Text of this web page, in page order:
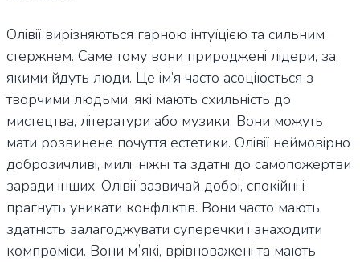
Олівії вирізняються гарною інтуїцією та сильним
стержнем. Саме тому вони природжені лідери, за
якими йдуть люди. Це ім’я часто асоціюється з
творчими людьми, які мають схильність до
мистецтва, літератури або музики. Вони можуть
мати розвинене почуття естетики. Олівії неймовірно
доброзичливі, милі, ніжні та здатні до самопожертви
заради інших. Олівії зазвичай добрі, спокійні і
прагнуть уникати конфліктів. Вони часто мають
здатність залагоджувати суперечки і знаходити
компроміси. Вони мʼякі, врівноважені та мають